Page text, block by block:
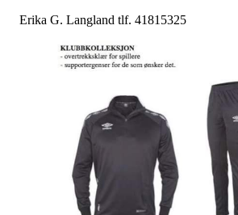
Erika G. Langland tlf. 41815325